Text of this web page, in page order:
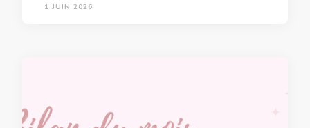
1 JUIN 2026